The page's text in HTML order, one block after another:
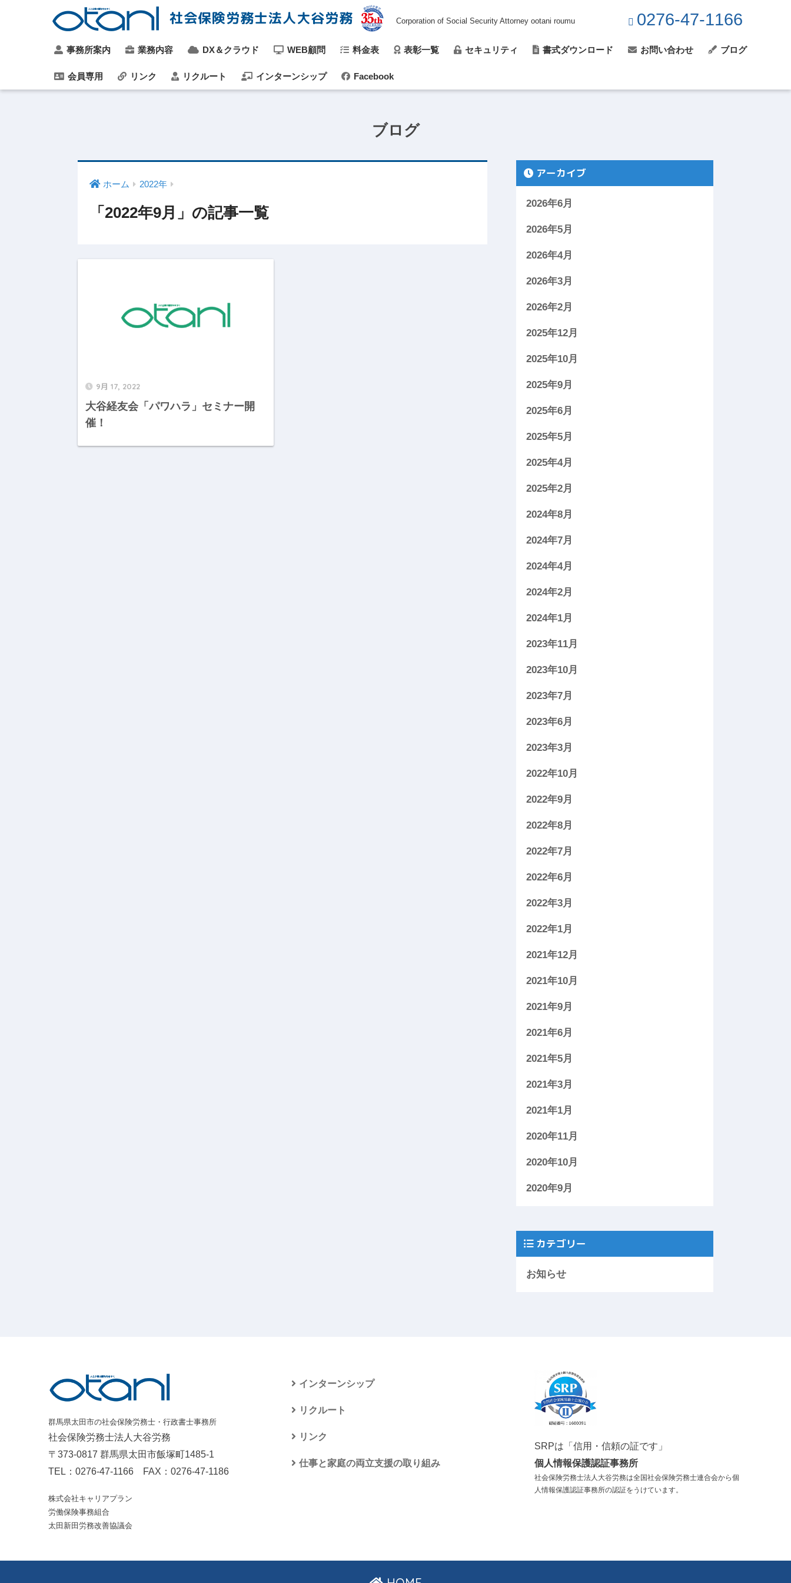
社会保険労務士法人大谷労務
事務所案内 業務内容 DX＆クラウド WEB顧問 料金表 表彰一覧 セキュリティ 書式ダウンロード お問い合わせ ブログ
会員専用 リンク リクルート インターンシップ Facebook
Corporation of Social Security Attorney ootani roumu 0276-47-1166
ブログ
ホーム 2022年
「2022年9月」の記事一覧
9月 17, 2022
大谷経友会「パワハラ」セミナー開
催！
アーカイブ
2026年6月
2026年5月
2026年4月
2026年3月
2026年2月
2025年12月
2025年10月
2025年9月
2025年6月
2025年5月
2025年4月
2025年2月
2024年8月
2024年7月
2024年4月
2024年2月
2024年1月
2023年11月
2023年10月
2023年7月
2023年6月
2023年3月
2022年10月
2022年9月
2022年8月
2022年7月
2022年6月
2022年3月
2022年1月
2021年12月
2021年10月
2021年9月
2021年6月
2021年5月
2021年3月
2021年1月
2020年11月
2020年10月
2020年9月
カテゴリー
お知らせ
群馬県太田市の社会保険労務士・行政書士事務所
社会保険労務士法人大谷労務
〒373-0817 群馬県太田市飯塚町1485-1
TEL： 0276-47-1166 FAX：0276-47-1186
株式会社キャリアプラン
労働保険事務組合
太田新田労務改善協議会
インターンシップ
リクルート
リンク
仕事と家庭の両立支援の取り組み
SRPは「信用・信頼の証です」
個人情報保護認証事務所
社会保険労務士法人大谷労務は全国社会保険労務士連合会から個
人情報保護認証事務所の認証をうけています。